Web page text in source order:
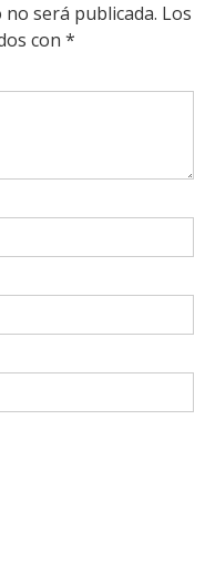
será publicada. Los
con *